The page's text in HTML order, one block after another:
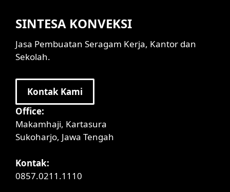
SINTESA KONVEKSI
Jasa Pembuatan Seragam Kerja, Kantor dan
Sekolah.
Kontak Kami
Office:
Makamhaji, Kartasura
Sukoharjo, Jawa Tengah
Kontak:
0857.0211.1110